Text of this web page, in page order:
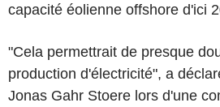
capacité éolienne offshore d'ici
"Cela permettrait de presque
production d'électricité", a
Jonas Gahr Stoere lors d'une